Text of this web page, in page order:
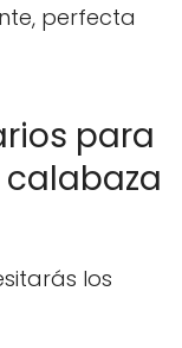
perfecta
para
los